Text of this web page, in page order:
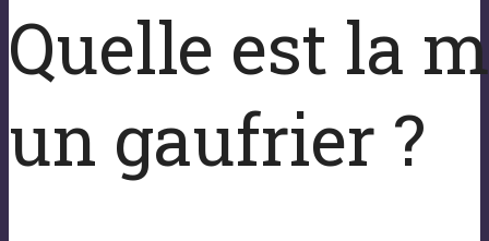
Quelle est la
un gaufrier ?